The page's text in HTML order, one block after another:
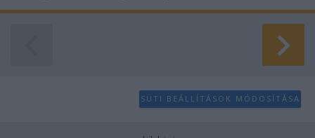
SÜTI BEÁLLÍTÁSOK MÓDOSÍTÁSA